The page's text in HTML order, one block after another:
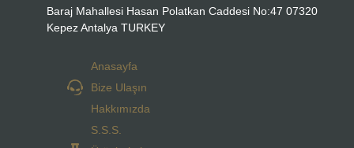
Baraj Mahallesi Hasan Polatkan Caddesi No:47 07320
Kepez Antalya TURKEY
Anasayfa
Bize Ulaşın
Hakkımızda
S.S.S.